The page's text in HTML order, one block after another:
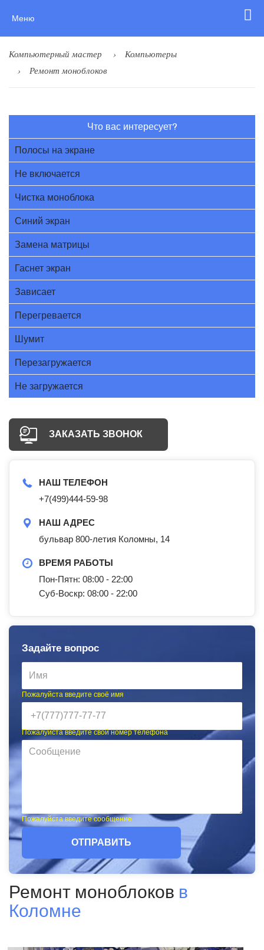
Меню
Компьютерный мастер
Компьютеры
Ремонт моноблоков
Что вас интересует?
Полосы на экране
Не включается
Чистка моноблока
Синий экран
Замена матрицы
Гаснет экран
Зависает
Перегревается
Шумит
Перезагружается
Не загружается
ЗАКАЗАТЬ ЗВОНОК
НАШ ТЕЛЕФОН
+7(499)444-59-98
НАШ АДРЕС
бульвар 800-летия Коломны, 14
ВРЕМЯ РАБОТЫ
Пон-Пятн: 08:00 - 22:00
Суб-Воскр: 08:00 - 22:00
Задайте вопрос
Пожалуйста введите своё имя
Пожалуйста введите свой номер телефона
Пожалуйста введите сообщение
ОТПРАВИТЬ
Ремонт моноблоков в
Коломне